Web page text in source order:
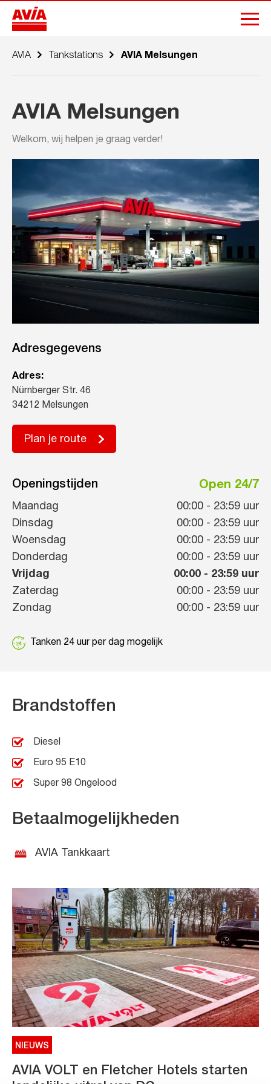
AVIA Tankstations AVIA Melsungen
AVIA Melsungen
Welkom, wij helpen je graag verder!
Adresgegevens
Adres:
Nürnberger Str. 46
34212 Melsungen
Plan je route
Openingstijden Open 24/7
Maandag 00:00 - 23:59 uur
Dinsdag
00:00 - 23:59 uur
Woensdag
00:00 - 23:59 uur
Donderdag
00:00 - 23:59 uur
Vrijdag
00:00 - 23:59 uur
Zaterdag
00:00 - 23:59 uur
Zondag
00:00 - 23:59 uur
Tanken 24 uur per dag mogelijk
Brandstoffen
Diesel
Euro 95 E10
Super 98 Ongelood
Betaalmogelijkheden
AVIA Tankkaart
NIEUWS
AVIA VOLT en Fletcher Hotels starten